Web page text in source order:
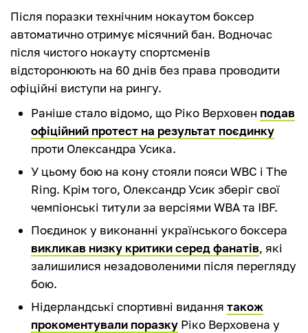
Після поразки технічним нокаутом боксер
автоматично отримує місячний бан. Водночас
після чистого нокауту спортсменів
відсторонюють на 60 днів без права проводити
офіційні виступи на рингу.
Раніше стало відомо, що Ріко Верховен подав
офіційний протест на результат поєдинку
проти Олександра Усика.
У цьому бою на кону стояли пояси WBC і The
Ring. Крім того, Олександр Усик зберіг свої
чемпіонські титули за версіями WBA та IBF.
Поєдинок у виконанні українського боксера
викликав низку критики серед фанатів, які
залишилися незадоволеними після перегляду
бою.
Нідерландські спортивні видання також
прокоментували поразку Ріко Верховена у